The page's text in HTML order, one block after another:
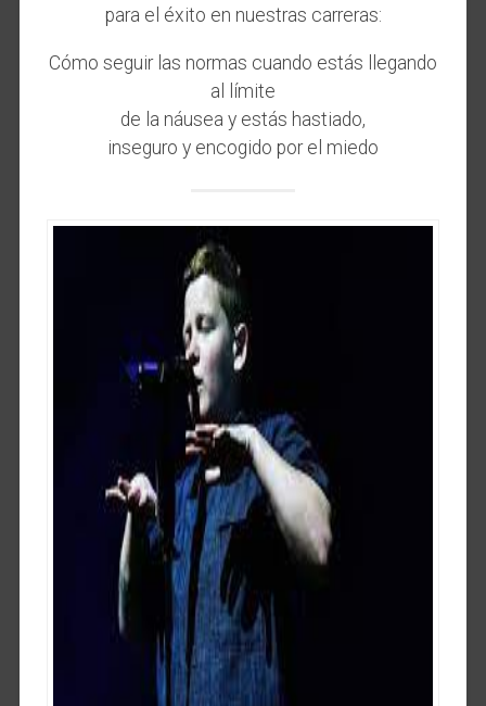
para el éxito en nuestras carreras:
Cómo seguir las normas cuando estás llegando
al límite
de la náusea y estás hastiado,
inseguro y encogido por el miedo